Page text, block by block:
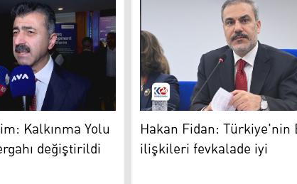
ve İskan Bakanı Dana Abdulkerim
Kalkınma Yolu
değiştirildi
Türkiye Dışişleri Bakanı
Hakan Fidan:
ilişkileri fevkalade iyi